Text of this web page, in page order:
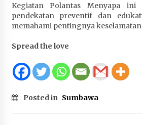
Kegiatan Polantas Menyapa ini
pendekatan preventif dan
memahami pentingnya
Spread the love
Posted in Sumbawa